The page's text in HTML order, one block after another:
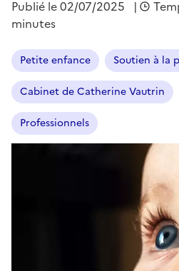
Publié le02/07/2025 |
minutes
Petite enfance Soutien à la
Cabinet de Catherine Vautrin
Professionnels